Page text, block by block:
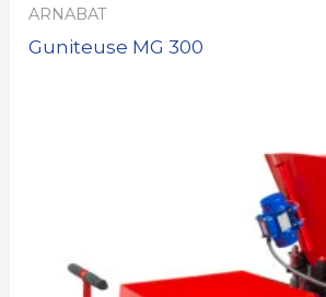
ARNABAT
Guniteuse MG 300